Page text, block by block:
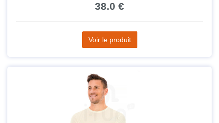
38.0 €
Voir le produit